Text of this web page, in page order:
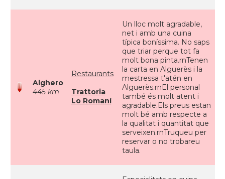
Alghero
445 km
Restaurants
Trattoria
Lo Romaní
Un lloc molt agradable,
net i amb una cuina
típica boníssima. No saps
que triar perque tot fa
molt bona pinta.rnTenen
la carta en Alguerès i la
mestressa t'atén en
Alguerès.rnEl personal
també és molt atent i
agradable.Els preus estan
molt bé amb respecte a
la qualitat i quantitat que
serveixen.rnTruqueu per
reservar o no trobareu
taula.